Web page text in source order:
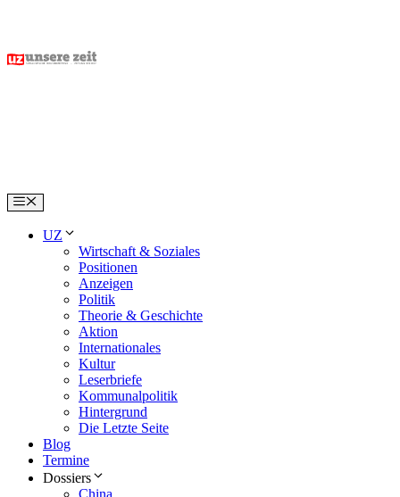
content
Menu
UZ
Wirtschaft & Soziales
Positionen
Anzeigen
Politik
Theorie & Geschichte
Aktion
Internationales
Kultur
Leserbriefe
Kommunalpolitik
Hintergrund
Die Letzte Seite
Blog
Termine
Dossiers